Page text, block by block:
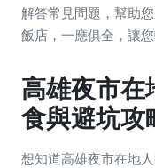
解答常見問題，幫助
飯店，一應俱全，讓您
高雄夜市在
食與避坑攻
想知道高雄夜市在地